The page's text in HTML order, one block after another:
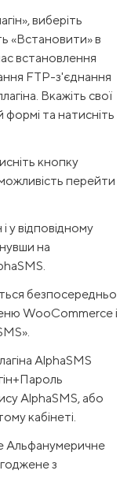
виберіть
«Встановити» в
встановлення
FTP-з'єднання
Вкажіть свої
формі та натисніть
кнопку
перейти
у відповідному
на
безпосередньо
WooCommerce і
AlphaSMS
AlphaSMS, або
кабінеті.
Альфанумеричне
з